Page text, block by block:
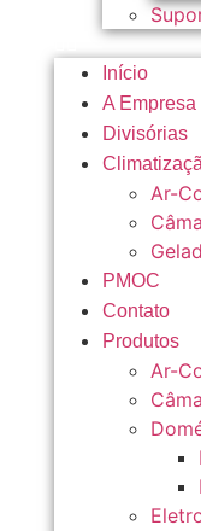
Início
A Empresa
Divisórias
Ar-
PMOC
Contato
Produtos
Ar-